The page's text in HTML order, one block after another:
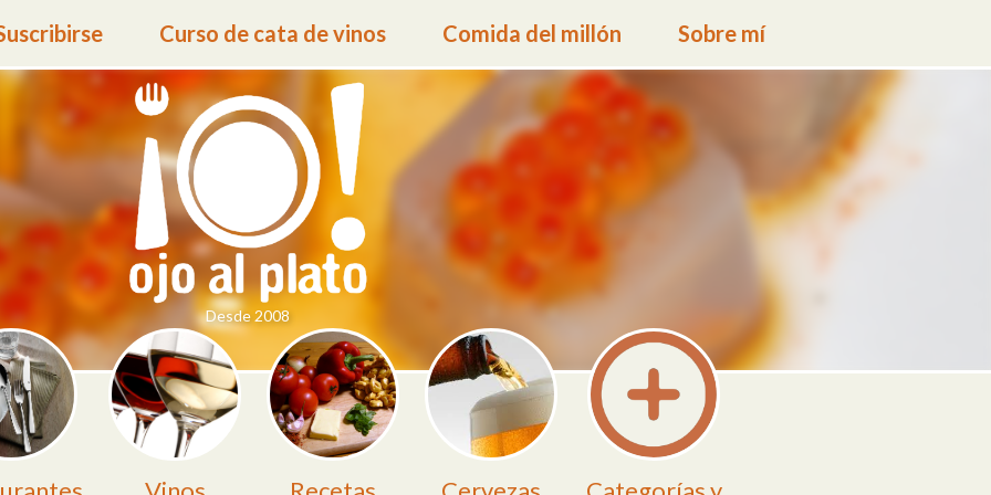
Curso de cata de vinos Comida del millón Sobre mí
Desde 2008